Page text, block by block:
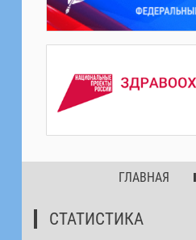
ГЛАВНАЯ
СТАТИСТИКА